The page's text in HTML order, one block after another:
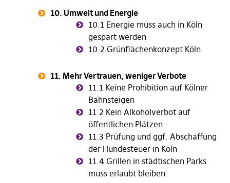
10. Umwelt und Energie
10.1 Energie muss auch in Köln
gespart werden
10.2 Grünflächenkonzept Köln
11. Mehr Vertrauen, weniger Verbote
11.1 Keine Prohibition auf Kölner
Bahnsteigen
11.2 Kein Alkoholverbot auf
öffentlichen Plätzen
11.3 Prüfung und ggf. Abschaffung
der Hundesteuer in Köln
11.4 Grillen in städtischen Parks
muss erlaubt bleiben